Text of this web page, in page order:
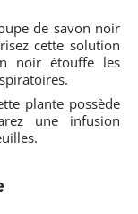
de savon noir
cette solution
noir étouffe les
plante possède
une infusion